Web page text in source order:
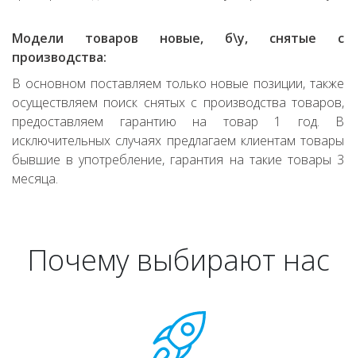
Модели товаров новые, б\у, снятые с
производства:
В основном поставляем только новые позиции, также
осуществляем поиск снятых с производства товаров,
предоставляем гарантию на товар 1 год. В
исключительных случаях предлагаем клиентам товары
бывшие в употребление, гарантия на такие товары 3
месяца.
Почему выбирают нас